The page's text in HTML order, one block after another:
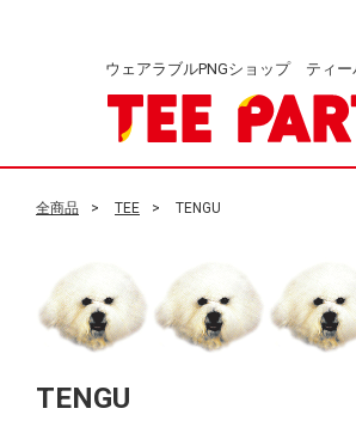
ウェアラブルPNGショップ ティー
全商品 TEE TENGU
TENGU